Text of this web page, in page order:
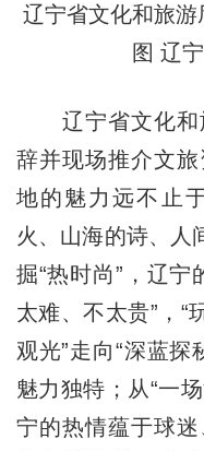
辽宁省文化和旅
图 辽
辽宁省文化和
辞并现场推介文
地的魅力远不止
火、山海的诗、人
掘“热时尚”，辽宁
太难、不太贵”，“
观光”走向“深蓝探
魅力独特；从“一
宁的热情蕴于球